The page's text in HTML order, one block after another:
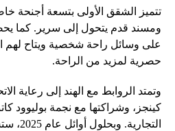
تتميز الشقق الأولى بتسعة أجنحة
ومسند قدم يتحول إلى سرير. كما
على وسائل راحة شخصية ويتاح
حصرية لمزيد من الراحة.
وتمتد الروابط مع الهند إلى رعاية
كينجز، وشراكتها مع نجمة بوليوود